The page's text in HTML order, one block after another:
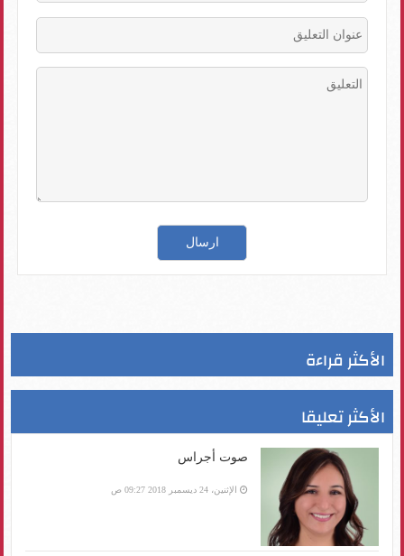
الأكثر قراءة
الأكثر تعليقا
صوت أجراس
الإثنين، 24 ديسمبر 2018 09:27 ص